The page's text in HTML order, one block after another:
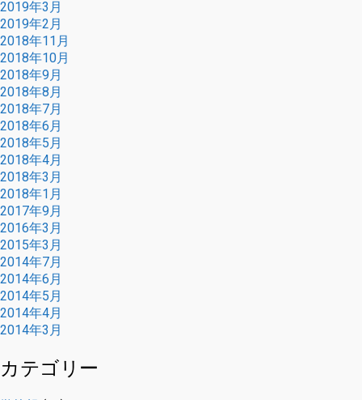
2019年3月
2019年2月
2018年11月
2018年10月
2018年9月
2018年8月
2018年7月
2018年6月
2018年5月
2018年4月
2018年3月
2018年1月
2017年9月
2016年3月
2015年3月
2014年7月
2014年6月
2014年5月
2014年4月
2014年3月
カテゴリー